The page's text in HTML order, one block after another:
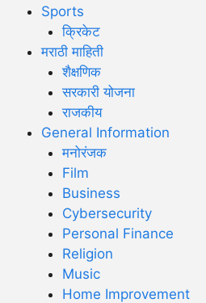
Sports
क्रिकेट
मराठी माहिती
शैक्षणिक
सरकारी योजना
राजकीय
General Information
मनोरंजक
Film
Business
Cybersecurity
Personal Finance
Religion
Music
Home Improvement